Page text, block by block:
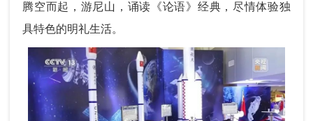
腾空而起，游尼山，诵读《论语》经典，尽情体验独
具特色的明礼生活。